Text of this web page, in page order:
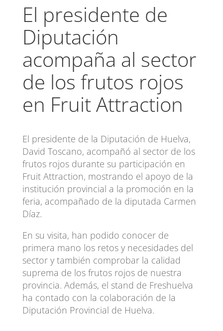
El presidente de
Diputación
acompaña al sector
de los frutos rojos
en Fruit Attraction
El presidente de la Diputación de Huelva,
David Toscano, acompañó al sector de los
frutos rojos durante su participación en
Fruit Attraction, mostrando el apoyo de la
institución provincial a la promoción en la
feria, acompañado de la diputada Carmen
Díaz.
En su visita, han podido conocer de
primera mano los retos y necesidades del
sector y también comprobar la calidad
suprema de los frutos rojos de nuestra
provincia. Además, el stand de Freshuelva
ha contado con la colaboración de la
Diputación Provincial de Huelva.